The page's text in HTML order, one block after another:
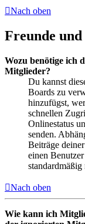
Nach oben
Freunde
Wozu benötige ich
Mitglieder?
Du kannst
Boards zu
hinzufügst,
schnellen
Onlinestatus
senden.
Beiträge
einen
standardmäßig
Nach oben
Wie kann ich